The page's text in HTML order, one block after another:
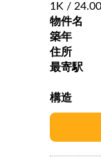
1K /
物件名
築年
住所
最寄駅
構造